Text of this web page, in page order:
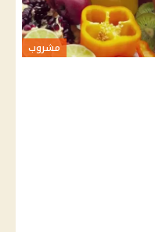
مشروب